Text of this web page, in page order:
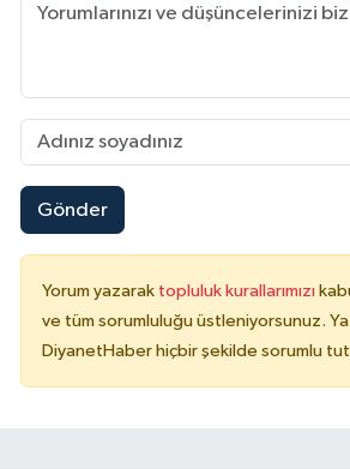
Gönder
Yorum yazarak topluluk kurallarımızı
ve tüm sorumluluğu üstleniyorsunuz.
DiyanetHaber hiçbir şekilde sorumlu
Kars Müftülüğü
Kastamonu Müftülüğü
Kayseri Müftülüğü
Kırıkkale Müftülüğü